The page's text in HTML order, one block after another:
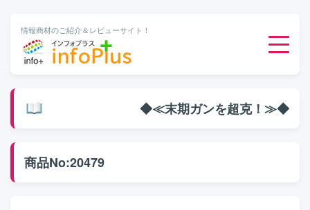
情報商材のご紹介＆レビューサイト！
◆≪末期ガンを超克！≫◆
商品No:20479